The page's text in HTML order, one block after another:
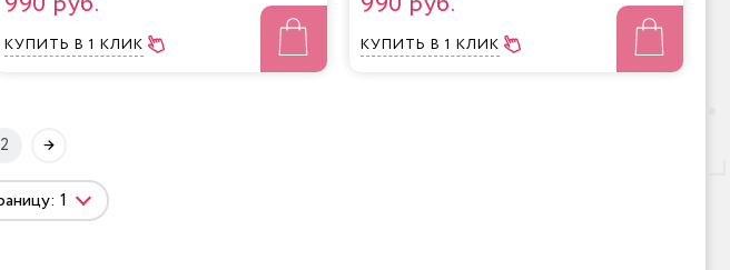
КУПИТЬ В 1 КЛИК КУПИТЬ В 1 КЛИК
2